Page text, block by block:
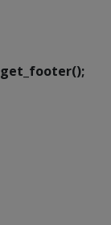
get_footer();